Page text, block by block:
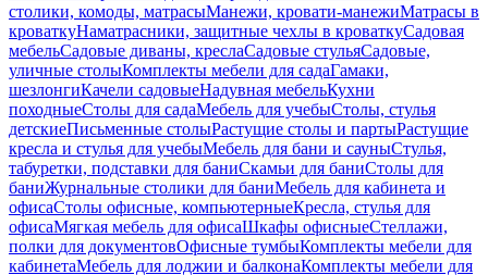
столики, комоды, матрасыМанежи, кровати-манежиМатрасы в
кроваткуНаматрасники, защитные чехлы в кроваткуСадовая
мебельСадовые диваны, креслаСадовые стульяСадовые,
уличные столыКомплекты мебели для садаГамаки,
шезлонгиКачели садовыеНадувная мебельКухни
походныеСтолы для садаМебель для учебыСтолы, стулья
детскиеПисьменные столыРастущие столы и партыРастущие
кресла и стулья для учебыМебель для бани и сауныСтулья,
табуретки, подставки для баниСкамьи для баниСтолы для
баниЖурнальные столики для баниМебель для кабинета и
офисаСтолы офисные, компьютерныеКресла, стулья для
офисаМягкая мебель для офисаШкафы офисныеСтеллажи,
полки для документовОфисные тумбыКомплекты мебели для
кабинетаМебель для лоджии и балконаКомплекты мебели для